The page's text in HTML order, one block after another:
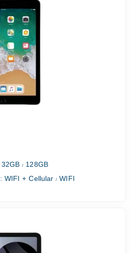
32GB/ 128GB
: WIFI + Cellular/ WIFI